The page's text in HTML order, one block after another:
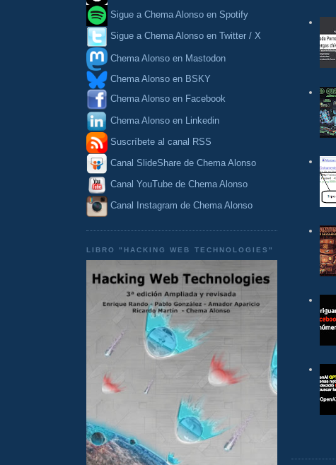
Sigue a Chema Alonso en Spotify
Sigue a Chema Alonso en Twitter / X
Chema Alonso en Mastodon
Chema Alonso en BSKY
Chema Alonso en Facebook
Chema Alonso en Linkedin
Suscríbete al canal RSS
Canal SlideShare de Chema Alonso
Canal YouTube de Chema Alonso
Canal Instagram de Chema Alonso
LIBRO "HACKING WEB TECHNOLOGIES"